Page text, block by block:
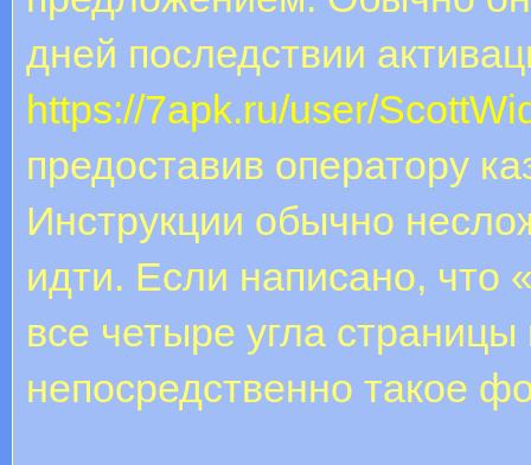
дней последствии
https://7apk.ru/user/
предоставив оператору
Инструкции обычно
идти. Если написано,
все четыре угла
непосредственно такое